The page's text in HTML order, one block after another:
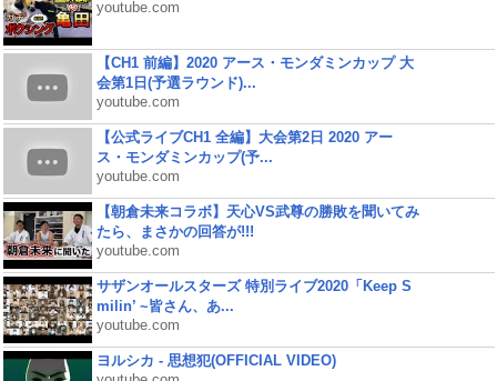
youtube.com
【CH1 前編】2020 アース・モンダミンカップ 大
会第1日(予選ラウンド)...
youtube.com
【公式ライブCH1 全編】大会第2日 2020 アー
ス・モンダミンカップ(予...
youtube.com
【朝倉未来コラボ】天心VS武尊の勝敗を聞いてみ
たら、まさかの回答が!!!
youtube.com
サザンオールスターズ 特別ライブ2020「Keep S
milin’ ~皆さん、あ...
youtube.com
ヨルシカ - 思想犯(OFFICIAL VIDEO)